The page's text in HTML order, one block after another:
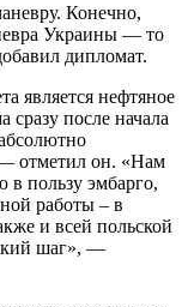
Конечно,
Украины — то
дипломат.
является нефтяное
после начала
— отметил он. «Нам
в пользу эмбарго,
работы – в
и всей польской
шаг», —